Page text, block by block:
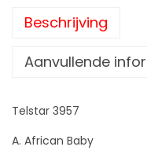
Beschrijving
Aanvullende
Telstar 3957
A. African Baby